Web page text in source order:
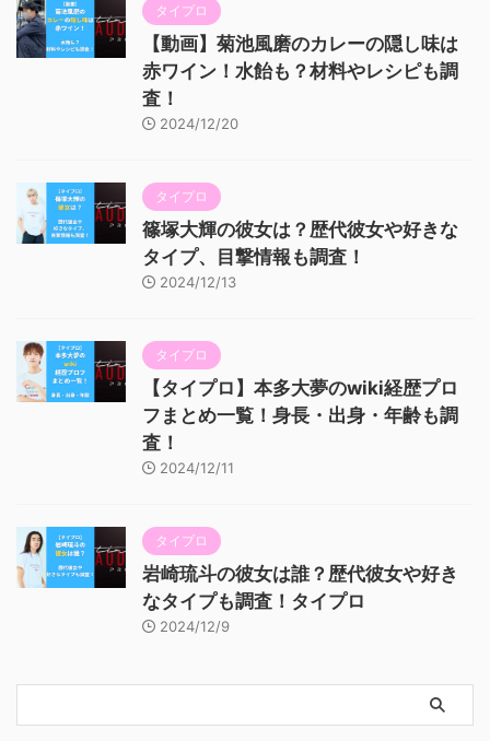
タイプロ
【動画】菊池風磨のカレーの隠し味は
赤ワイン！水飴も？材料やレシピも調
査！
2024/12/20
タイプロ
篠塚大輝の彼女は？歴代彼女や好きな
タイプ、目撃情報も調査！
2024/12/13
タイプロ
【タイプロ】本多大夢のwiki経歴プロ
フまとめ一覧！身長・出身・年齢も調
査！
2024/12/11
タイプロ
岩崎琉斗の彼女は誰？歴代彼女や好き
なタイプも調査！タイプロ
2024/12/9